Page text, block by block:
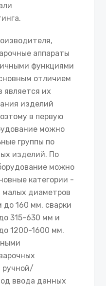
аппараты
функциями
отличием
является их
изделий
в первую
можно
группы по
изделий. По
можно
категории -
малых диаметров
160 мм, сварки
315-630 мм и
1200-1600 мм.
ручной/
ввода данных